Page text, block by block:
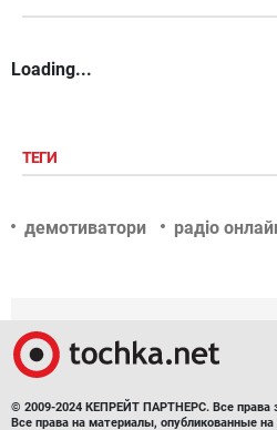
Loading...
ТЕГИ
демотиватори радіо
© 2009-2024 КЕПРЕЙТ ПАРТНЕРС. Все
Все права на материалы, опубликованные